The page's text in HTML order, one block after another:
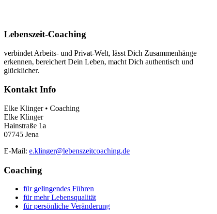
Lebenszeit-Coaching
verbindet Arbeits- und Privat-Welt, lässt Dich Zusammenhänge
erkennen, bereichert Dein Leben, macht Dich authentisch und
glücklicher.
Kontakt Info
Elke Klinger • Coaching
Elke Klinger
Hainstraße 1a
07745 Jena
E-Mail: e.klinger@lebenszeitcoaching.de
Coaching
für gelingendes Führen
für mehr Lebensqualität
für persönliche Veränderung